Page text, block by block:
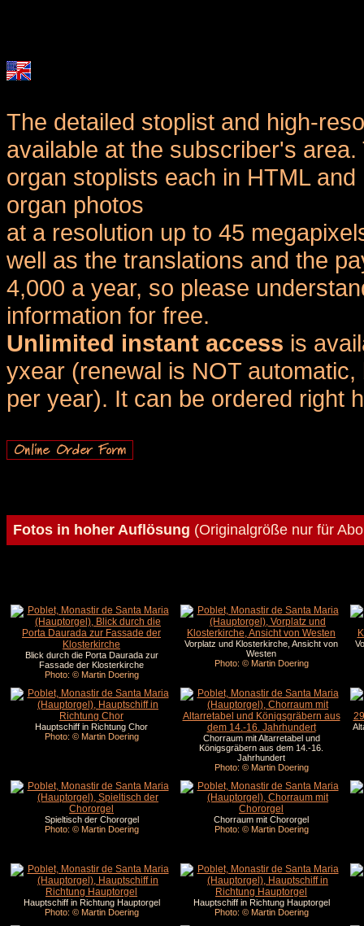
The detailed stoplist and high-
available at the subscriber's
organ stoplists each in HTML
organ photos
at a resolution up to 45
well as the translations and the
4,000 a year, so please
information for free.
Unlimited instant access is
yxear (renewal is NOT
per year). It can be ordered right
Fotos in hoher Auflösung (Originalgröße nur für
Blick durch die Porta Daurada zur
Fassade der Klosterkirche
Photo: © Martin Doering
Vorplatz und Klosterkirche, Ansicht von
Westen
Photo: © Martin Doering
Hauptschiff in Richtung Chor
Photo: © Martin Doering
Chorraum mit Altarretabel und
Königsgräbern aus dem 14.-16.
Jahrhundert
Photo: © Martin Doering
Spieltisch der Chororgel
Photo: © Martin Doering
Chorraum mit Chororgel
Photo: © Martin Doering
Hauptschiff in Richtung Hauptorgel
Photo: © Martin Doering
Hauptschiff in Richtung Hauptorgel
Photo: © Martin Doering